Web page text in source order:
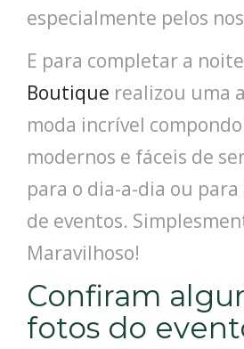
especialmente pelos
E para completar a
Boutique realizou uma
moda incrível
modernos e fáceis de
para o dia-a-dia ou
de eventos.
Maravilhoso!
Confiram
fotos do